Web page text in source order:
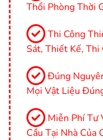
Thổi Phòng Thời
Thi Công
Sát, Thiết Kế, Thi
Đúng
Mọi Vật Liệu
Miễn Phí Tư
Cầu Tại Nhà Của